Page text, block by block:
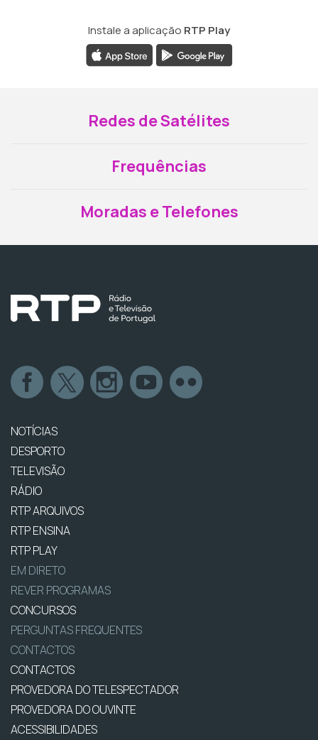
Instale a aplicação RTP Play
Redes de Satélites
Frequências
Moradas e Telefones
NOTÍCIAS
DESPORTO
TELEVISÃO
RÁDIO
RTP ARQUIVOS
RTP ENSINA
RTP PLAY
EM DIRETO
REVER PROGRAMAS
CONCURSOS
PERGUNTAS FREQUENTES
CONTACTOS
CONTACTOS
PROVEDORA DO TELESPECTADOR
PROVEDORA DO OUVINTE
ACESSIBILIDADES